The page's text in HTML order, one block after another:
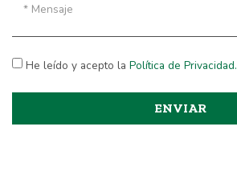
He leído y acepto la Política de Privacidad.
ENVIAR